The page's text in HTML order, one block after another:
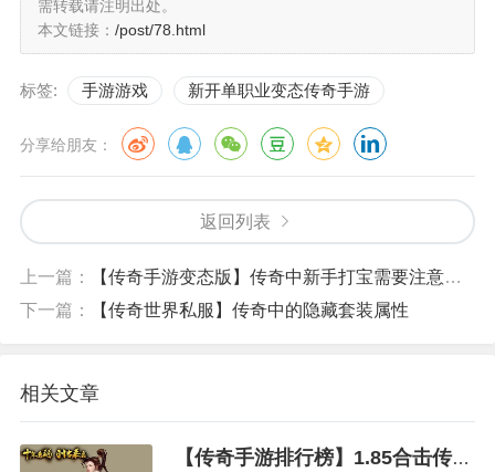
需转载请注明出处。
本文链接： /post/78.html
标签: 手游游戏 新开单职业变态传奇手游
分享给朋友：
返回列表
上一篇：
【传奇手游变态版】传奇中新手打宝需要注意的问题
下一篇：
【传奇世界私服】传奇中的隐藏套装属性
相关文章
【传奇手游排行榜】1.85合击传奇